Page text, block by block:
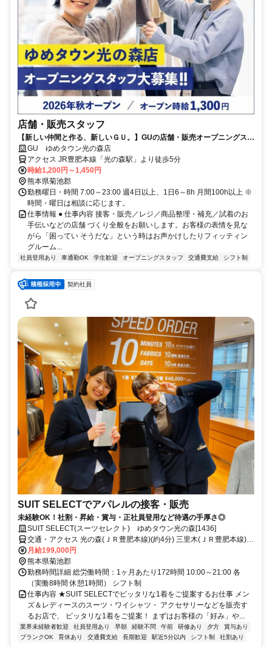
店舗・販売スタッフ
【新しい仲間と作る、新しいＧＵ。】GUの店舗・販売オープニングスタ
ッフを募集します！
GU ゆめタウン光の森店
アクセス JR豊肥本線「光の森駅」より徒歩5分
時給1,200円～1,450円
熊本県菊池郡
勤務曜日・時間 7:00～23:00 週4日以上、1日6～8h 月間100h以上 ※
時間・曜日は相談に応じます。
仕事情報 ● 仕事内容 接客・販売／レジ／商品整理・補充／試着のお
手伝いなどの店舗 づくり全般をお願いします。お客様の表情を見な
がら「困ってい そうだな」という時はお声かけしたりフィッティン
グルーム...
社員登用あり 車通勤OK 学生歓迎 オープニングスタッフ 交通費支給 シフト制
契約社員
SUIT SELECTでアパレルの接客・販売
未経験OK！社割・昇給・賞与・正社員登用など待遇の手厚さ◎
SUIT SELECT(スーツセレクト) ゆめタウン光の森[1436]
交通・アクセス 光の森(ＪＲ豊肥本線)(約4分) 三里木(ＪＲ豊肥本線)
(約15分) 武蔵塚(ＪＲ豊肥本線)(約26分)
月給199,000円
熊本県菊池郡
勤務時間詳細 総労働時間：1ヶ月あたり172時間 10:00～21:00 各
（実働8時間 休憩1時間） シフト制
仕事内容 ★SUIT SELECTでピッタリな1着をご提案するお仕事 メン
ズ＆レディースのスーツ・ワイシャツ・ アクセサリーなどを販売す
るお店で、 ピッタリな1着をご提案！ まずはお客様の「好み」や...
業界未経験者歓迎 社員登用あり 早朝 経験不問 午前 研修あり 夕方
賞与あり
ブランクOK
育休あり 交通費支給 長期歓迎 駅近5分以内 シフト制 社割あり